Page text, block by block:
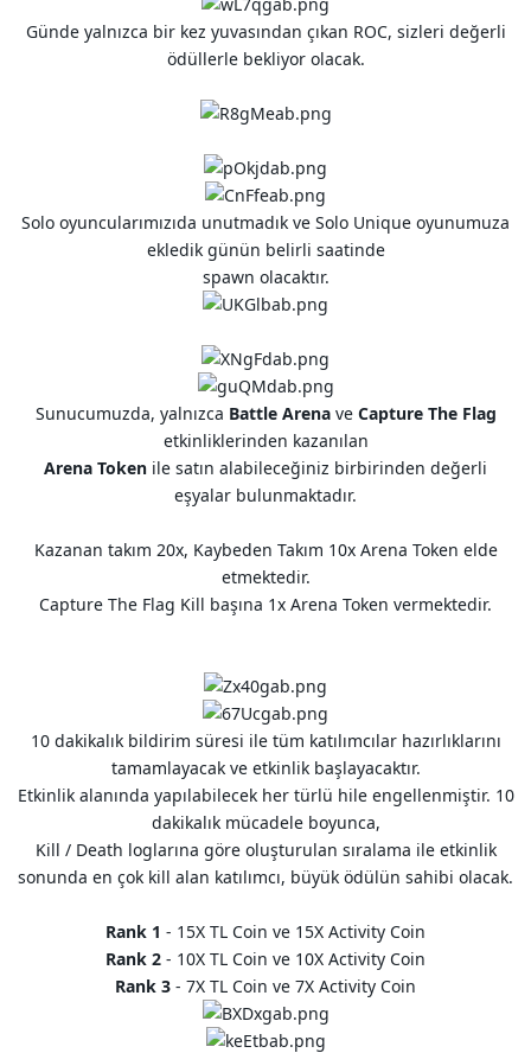
Günde yalnızca bir kez yuvasından çıkan ROC, sizleri değerli
ödüllerle bekliyor olacak.
Solo oyuncularımızıda unutmadık ve Solo Unique oyunumuza
ekledik günün belirli saatinde
spawn olacaktır.
Sunucumuzda, yalnızca Battle Arenave Capture The Flag
etkinliklerinden kazanılan
Arena Token ile satın alabileceğiniz birbirinden değerli
eşyalar bulunmaktadır.
Kazanan takım 20x, Kaybeden Takım 10x Arena Token elde
etmektedir.
Capture The Flag Kill başına 1x Arena Token vermektedir.
10 dakikalık bildirim süresi ile tüm katılımcılar hazırlıklarını
tamamlayacak ve etkinlik başlayacaktır.
Etkinlik alanında yapılabilecek her türlü hile engellenmiştir. 10
dakikalık mücadele boyunca,
Kill / Death loglarına göre oluşturulan sıralama ile etkinlik
sonunda en çok kill alan katılımcı, büyük ödülün sahibi olacak.
Rank 1 - 15X TL Coin ve 15X Activity Coin
Rank 2 - 10X TL Coin ve 10X Activity Coin
Rank 3 - 7X TL Coin ve 7X Activity Coin